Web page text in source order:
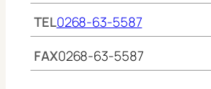
TEL0268-63-5587
FAX0268-63-5587